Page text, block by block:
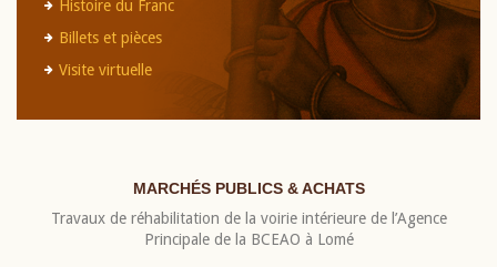
Histoire du Franc
Billets et pièces
Visite virtuelle
MARCHÉS PUBLICS & ACHATS
Travaux de réhabilitation de la voirie intérieure de l’Agence
Principale de la BCEAO à Lomé